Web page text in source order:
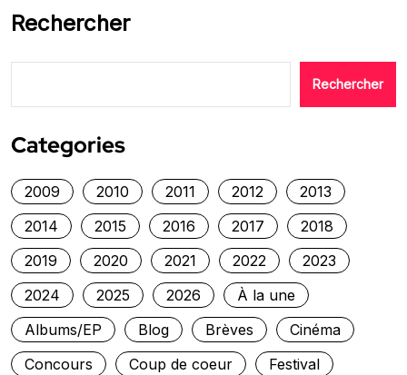
Rechercher
Rechercher
Categories
2009 2010 2011 2012
2013
2014
2015 2016 2017
2018
2019
2020 2021 2022
2023
2024
2025 2026
À la une
Albums/EP
Blog Brèves
Cinéma
Concours
Coup de coeur
Festival